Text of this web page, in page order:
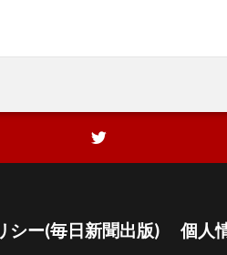
シー(毎日新聞出版) 個人